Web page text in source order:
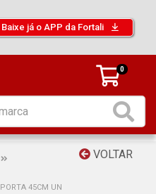
Baixe já o APP da Fortali
0
VOLTAR
45CM UN